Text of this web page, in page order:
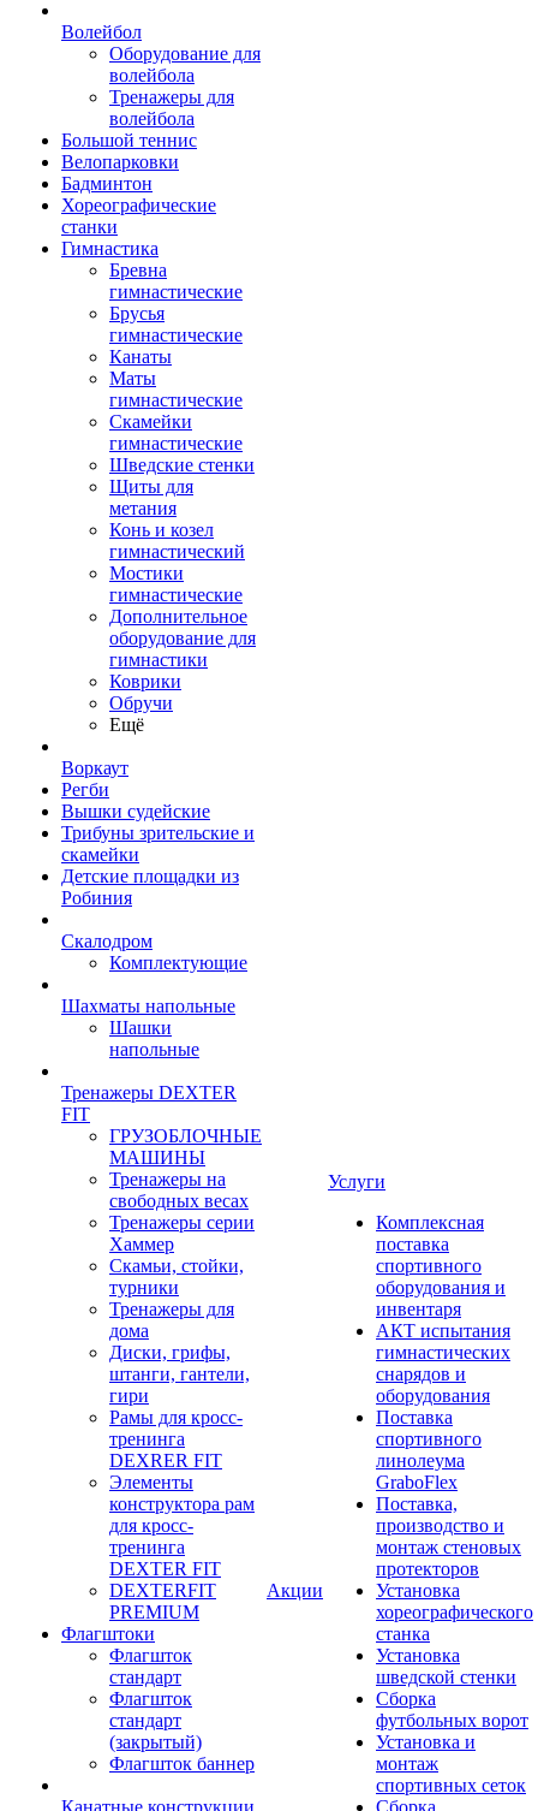
Волейбол
Оборудование для
волейбола
Тренажеры для
волейбола
Большой теннис
Велопарковки
Бадминтон
Хореографические
станки
Гимнастика
Бревна
гимнастические
Брусья
гимнастические
Канаты
Маты
гимнастические
Скамейки
гимнастические
Шведские стенки
Щиты для
метания
Конь и козел
гимнастический
Мостики
гимнастические
Дополнительное
оборудование для
гимнастики
Коврики
Обручи
Ещё
Воркаут
Регби
Вышки судейские
Трибуны зрительские и
скамейки
Детские площадки из
Робиния
Скалодром
Комплектующие
Шахматы напольные
Шашки
напольные
Тренажеры DEXTER
FIT
ГРУЗОБЛОЧНЫЕ
МАШИНЫ
Тренажеры на
свободных весах
Тренажеры серии
Хаммер
Скамьи, стойки,
турники
Тренажеры для
дома
Диски, грифы,
штанги, гантели,
гири
Рамы для кросс-
тренинга
DEXRER FIT
Элементы
конструктора рам
для кросс-
тренинга
DEXTER FIT
DEXTERFIT
PREMIUM
Флагштоки
Флагшток
стандарт
Флагшток
стандарт
(закрытый)
Флагшток баннер
Канатные конструкции
Акции
Услуги
Комплексная
поставка
спортивного
оборудования и
инвентаря
АКТ испытания
гимнастических
снарядов и
оборудования
Поставка
спортивного
линолеума
GraboFlex
Поставка,
производство и
монтаж стеновых
протекторов
Установка
хореографического
станка
Установка
шведской стенки
Сборка
футбольных ворот
Установка и
монтаж
спортивных сеток
Сборка